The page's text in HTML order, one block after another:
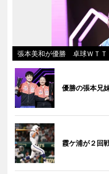
張本美和が優勝 卓球ＷＴＴ
優勝の張本兄
霞ケ浦が２回